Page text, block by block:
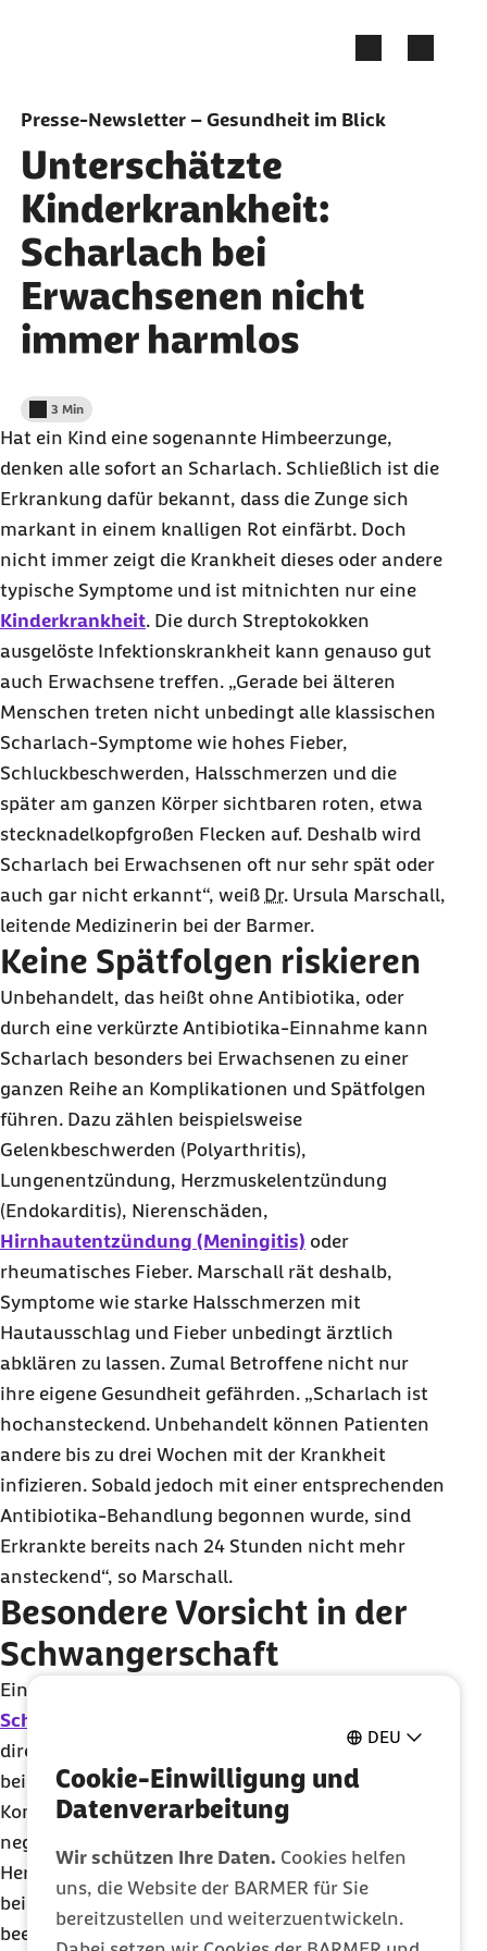
DEU
Cookie-Einwilligung und
Datenverarbeitung
Wir schützen Ihre Daten. Cookies helfen
uns, die Website der BARMER für Sie
bereitzustellen und weiterzuentwickeln.
Presse-Newsletter – Gesundheit im Blick
Unterschätzte
Kinderkrankheit:
Scharlach bei
Erwachsenen nicht
immer harmlos
Lesedauer weniger als
3 Min
Hat ein Kind eine sogenannte Himbeerzunge,
denken alle sofort an Scharlach. Schließlich ist die
Erkrankung dafür bekannt, dass die Zunge sich
markant in einem knalligen Rot einfärbt. Doch
nicht immer zeigt die Krankheit dieses oder andere
typische Symptome und ist mitnichten nur eine
Kinderkrankheit. Die durch Streptokokken
ausgelöste Infektionskrankheit kann genauso gut
auch Erwachsene treffen. „Gerade bei älteren
Menschen treten nicht unbedingt alle klassischen
Scharlach-Symptome wie hohes Fieber,
Schluckbeschwerden, Halsschmerzen und die
später am ganzen Körper sichtbaren roten, etwa
stecknadelkopfgroßen Flecken auf. Deshalb wird
Scharlach bei Erwachsenen oft nur sehr spät oder
auch gar nicht erkannt“, weiß Dr. Ursula Marschall,
leitende Medizinerin bei der Barmer.
Keine Spätfolgen riskieren
Unbehandelt, das heißt ohne Antibiotika, oder
durch eine verkürzte Antibiotika-Einnahme kann
Scharlach besonders bei Erwachsenen zu einer
ganzen Reihe an Komplikationen und Spätfolgen
führen. Dazu zählen beispielsweise
Gelenkbeschwerden (Polyarthritis),
Lungenentzündung, Herzmuskelentzündung
(Endokarditis), Nierenschäden,
Hirnhautentzündung (Meningitis) oder
rheumatisches Fieber. Marschall rät deshalb,
Symptome wie starke Halsschmerzen mit
Hautausschlag und Fieber unbedingt ärztlich
abklären zu lassen. Zumal Betroffene nicht nur
ihre eigene Gesundheit gefährden. „Scharlach ist
hochansteckend. Unbehandelt können Patienten
andere bis zu drei Wochen mit der Krankheit
infizieren. Sobald jedoch mit einer entsprechenden
Antibiotika-Behandlung begonnen wurde, sind
Erkrankte bereits nach 24 Stunden nicht mehr
ansteckend“, so Marschall.
Besondere Vorsicht in der
Schwangerschaft
Eine Antibiotika-Behandlung ist übrigens auch
Schwangere
direkten Einfluss auf das ungeborene Kind. Treten
bei der werdenden Mutter allerdings
Komplikationen auf, kann sich das durchaus
negativ auf das Kind auswirken. Im Falle einer
Herzmuskelentzündung bei der Schwangeren kann
beispielsweise die kindliche Entwicklung
beeinträchtigt werden, da die Versorgung des